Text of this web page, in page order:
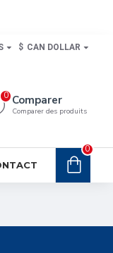
$ CAN DOLLAR
Comparer
Comparer des produits
0
0